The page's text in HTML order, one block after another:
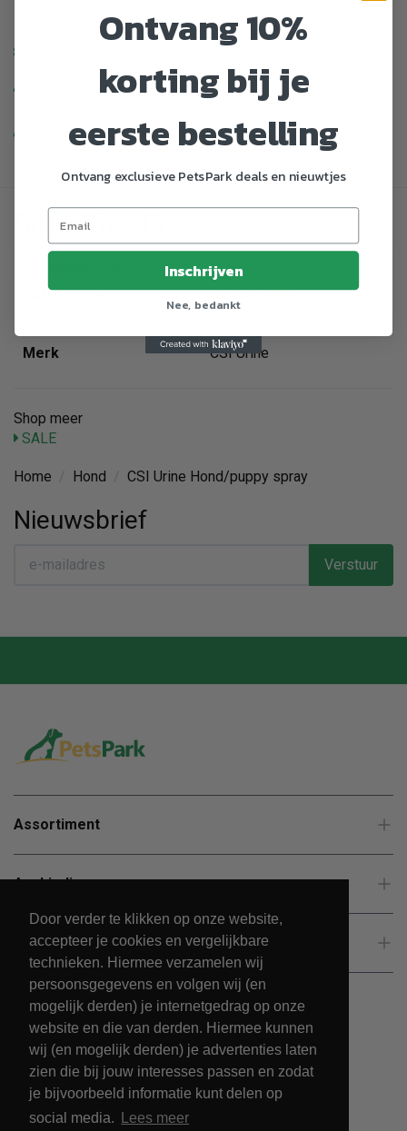
Door verder te klikken op onze website,
accepteer je cookies en vergelijkbare
technieken. Hiermee verzamelen wij
persoonsgegevens en volgen wij (en
mogelijk derden) je internetgedrag op onze
website en die van derden. Hiermee kunnen
wij (en mogelijk derden) je advertenties laten
zien die bij jouw interesses passen en zodat
je bijvoorbeeld informatie kunt delen op
social media.
Lees meer
Gratis Verzending vanaf € 39,-
Veilig en gemakkelijk betalen
Specificaties
768117
EAN nummer
5060415291214
Merk
CSI Urine
Shop meer
SALE
Home Hond CSI Urine Hond/puppy spray
Nieuwsbrief
Verstuur
Assortiment
Aanbiedingen
Klantenservice
Ontvang 10%
korting bij je
eerste bestelling
Ontvang exclusieve PetsPark deals en nieuwtjes
Inschrijven
Nee, bedankt